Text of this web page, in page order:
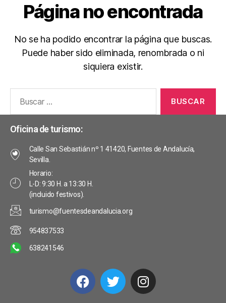
Página no encontrada
No se ha podido encontrar la página que buscas.
Puede haber sido eliminada, renombrada o ni
siquiera existir.
Oficina de turismo:
Calle San Sebastián nº 1 41420, Fuentes de Andalucía,
Sevilla.
Horario:
L-D: 9:30 H. a 13:30 H.
(incluido festivos).
turismo@fuentesdeandalucia.org
954837533
638241546